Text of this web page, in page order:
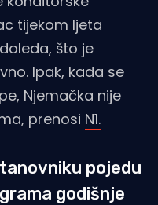
tijekom ljeta
što je
Ipak, kada se
Njemačka nije
prenosi N1.
pojedu
godišnje